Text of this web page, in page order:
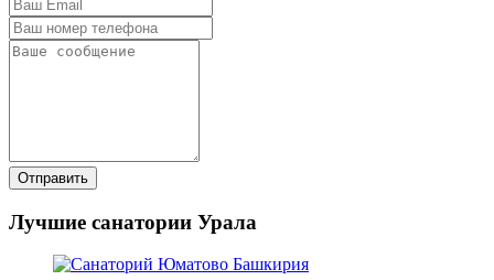
Отправить
Лучшие санатории Урала